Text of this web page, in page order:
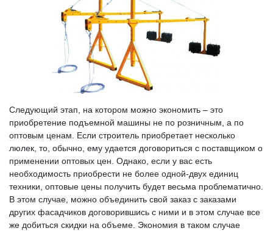
Следующий этап, на котором можно экономить – это
приобретение подъемной машины не по розничным, а по
оптовым ценам. Если строитель приобретает несколько
люлек, то, обычно, ему удается договориться с поставщиком о
применении оптовых цен. Однако, если у вас есть
необходимость приобрести не более одной-двух единиц
техники, оптовые цены получить будет весьма проблематично.
В этом случае, можно объединить свой заказ с заказами
других фасадчиков договорившись с ними и в этом случае все
же добиться скидки на объеме. Экономия в таком случае